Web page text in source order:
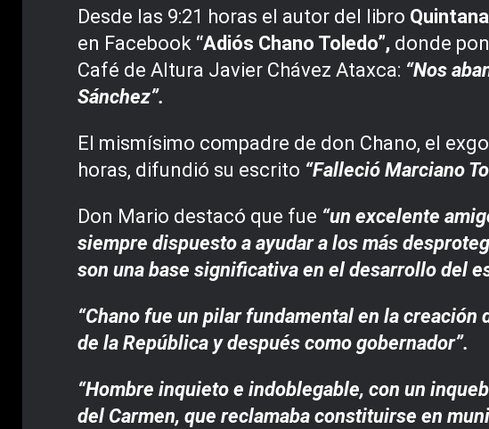
Desde las 9:21 horas el autor del libro
en Facebook “Adiós Chano Toledo”, donde
Café de Altura Javier Chávez Ataxca: “Nos
Sánchez”.
El mismísimo compadre de don Chano, el
horas, difundió su escrito “Falleció Marciano
Don Mario destacó que fue “un excelente
siempre dispuesto a ayudar a los más
son una base significativa en el desarrollo del
“Chano fue un pilar fundamental en la
de la República y después como gobernador”.
“Hombre inquieto e indoblegable, con un
del Carmen, que reclamaba constituirse en